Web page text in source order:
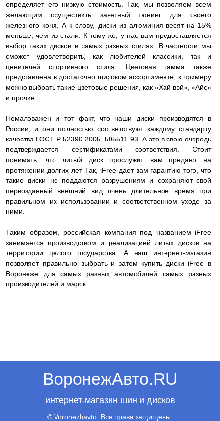
определяет его низкую стоимость. Так, мы позволяем всем
желающим осуществить заветный тюнинг для своего
железного коня. А к слову, диски из алюминия весят на 15%
меньше, чем из стали. К тому же, у нас вам предоставляется
выбор таких дисков в самых разных стилях. В частности мы
сможет удовлетворить, как любителей классики, так и
ценителей спортивного стиля. Цветовая гамма также
представлена в достаточно широком ассортименте, к примеру
можно выбрать такие цветовые решения, как «Хай вэй», «Айс»
и прочие.
Немаловажен и тот факт, что наши диски производятся в
России, и они полностью соответствуют каждому стандарту
качества ГОСТ-Р 52390-2005, 505511-93. А это в свою очередь
подтверждается сертификатами соответствия. Стоит
понимать, что литый диск прослужит вам предано на
протяжении долгих лет. Так, iFree дает вам гарантию того, что
такие диски не поддаются разрушениям и сохраняют свой
первозданный внешний вид очень длительное время при
правильном их использовании и соответственном уходе за
ними.
Таким образом, российская компания под названием iFree
занимается производством и реализацией литых дисков на
территории целого государства. А наш интернет-магазин
позволяет правильно выбрать и затем купить диски iFree в
Воронеже для самых разных автомобилей самых разных
производителей и марок.
ВоронежАвто.RU
интернет-магазин шин и дисков
© Voronezhavto. Все права защищены.